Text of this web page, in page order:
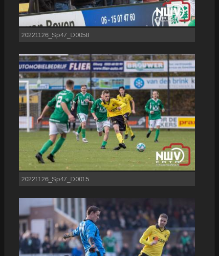
20221126_Sp47_D0058
20221126_Sp47_D0015